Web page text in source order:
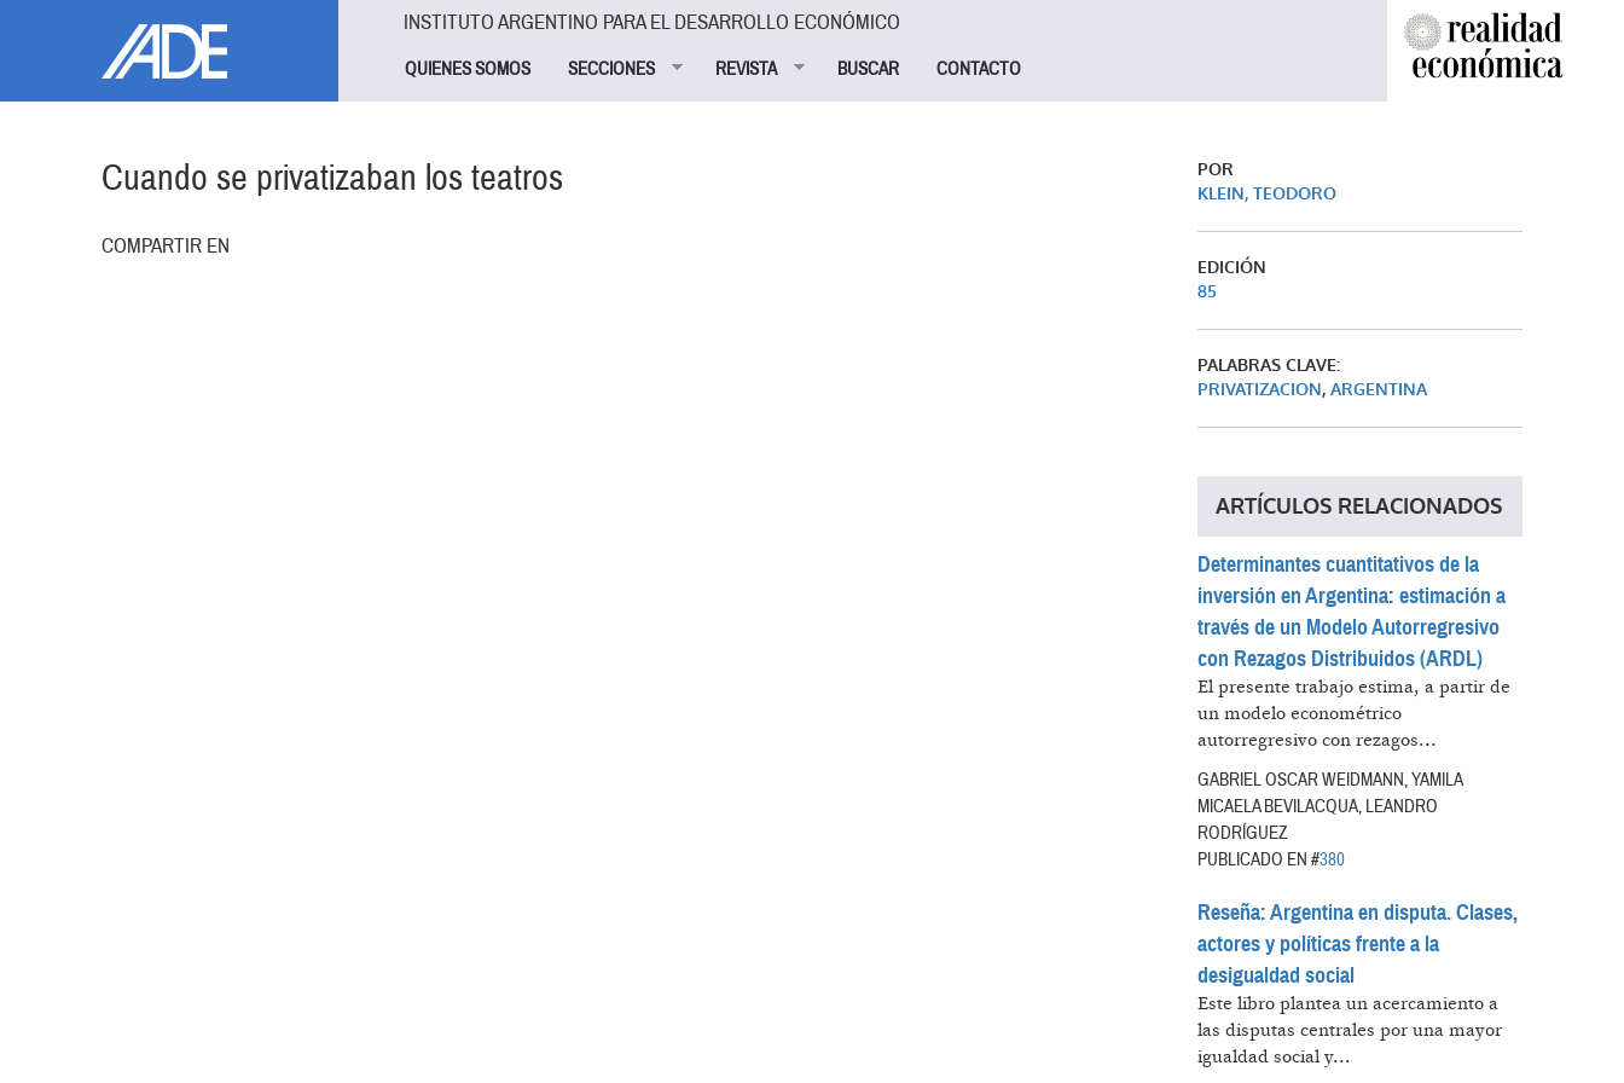
INSTITUTO ARGENTINO PARA EL DESARROLLO ECONÓMICO
QUIENES SOMOS SECCIONES REVISTA BUSCAR CONTACTO
Cuando se privatizaban los teatros
COMPARTIR EN
POR
KLEIN, TEODORO
EDICIÓN
85
PALABRAS CLAVE:
PRIVATIZACION, ARGENTINA
ARTÍCULOS RELACIONADOS
Determinantes cuantitativos de la
inversión en Argentina: estimación a
través de un Modelo Autorregresivo
con Rezagos Distribuidos (ARDL)
El presente trabajo estima, a partir de
un modelo econométrico
autorregresivo con rezagos...
GABRIEL OSCAR WEIDMANN, YAMILA
MICAELA BEVILACQUA, LEANDRO
RODRÍGUEZ
PUBLICADO EN #380
Reseña: Argentina en disputa. Clases,
actores y políticas frente a la
desigualdad social
Este libro plantea un acercamiento a
las disputas centrales por una mayor
igualdad social y...